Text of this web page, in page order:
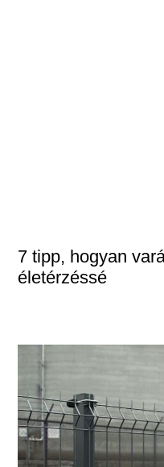
7 tipp, hogyan
életérzéssé